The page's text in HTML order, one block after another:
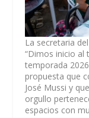
La secretaria
“Dimos inicio al
temporada
propuesta que
José Mussi y
orgullo
espacios con